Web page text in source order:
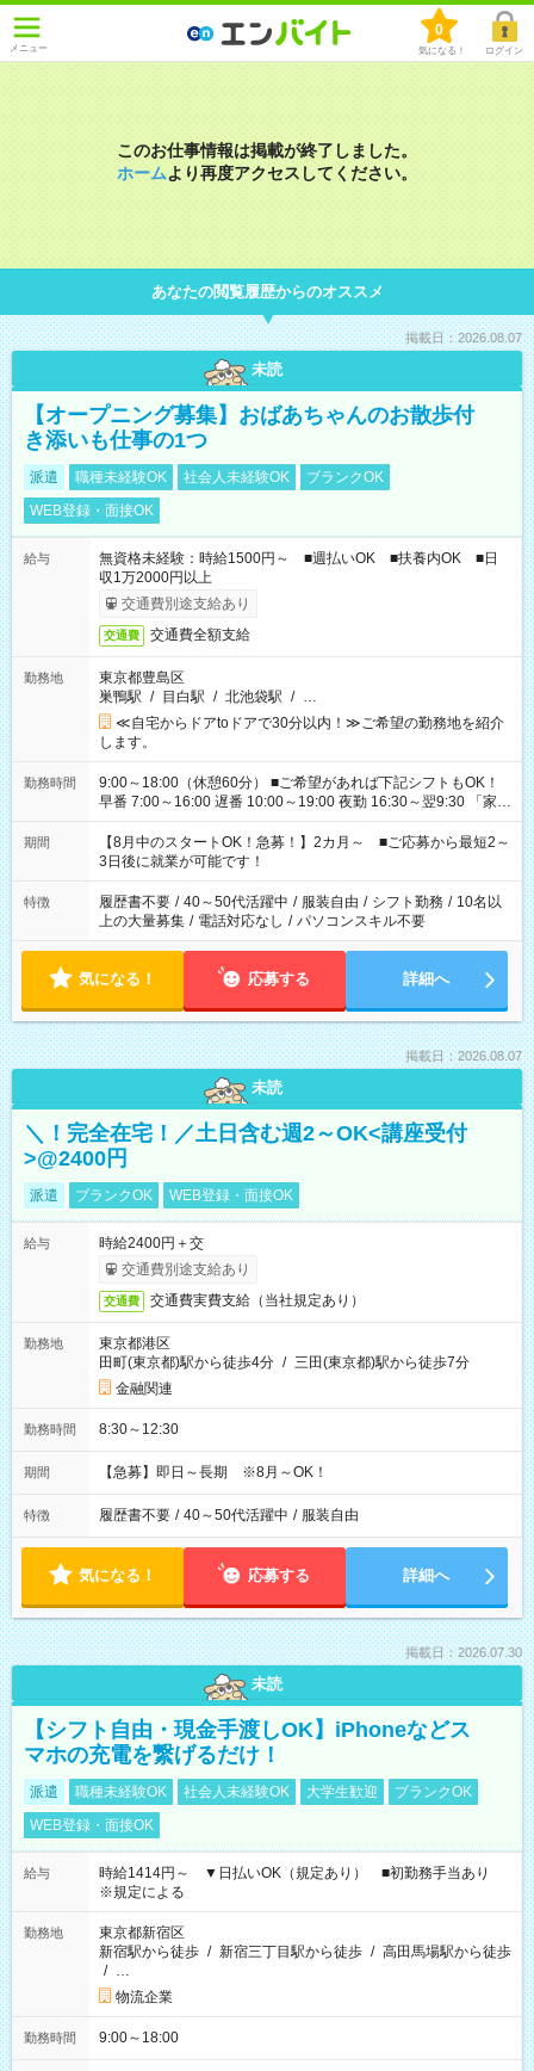
メニュー
0
気になる！ ログイン
このお仕事情報は掲載が終了しました。
ホームより再度アクセスしてください。
あなたの閲覧履歴からのオススメ
掲載日：2026.08.07
未読
【オープニング募集】おばあちゃんのお散歩付
き添いも仕事の1つ
派遣 職種未経験OK 社会人未経験OK
ブランクOK
WEB登録・面接OK
給与
無資格未経験：時給1500円～ ■週払いOK ■扶養内OK ■日
収1万2000円以上
交通費別途支給あり
交通費 交通費全額支給
勤務地
東京都豊島区
巣鴨駅 / 目白駅 / 北池袋駅 / …
≪自宅からドアtoドアで30分以内！≫ご希望の勤務地を紹介
します。
勤務時間
9:00～18:00（休憩60分） ■ご希望があれば下記シフトもOK！
早番 7:00～16:00 遅番 10:00～19:00 夜勤 16:30～翌9:30 「家族
と休みを合わせたい」 「余裕を持って夕飯の準備がしたい」
「できれば残業はしたくない」 など、ご希望を教えてください
ね。 ※Wワーク希望の方へ 今ご覧のお仕事で希望する勤務時間
と、もう1つのお仕事の勤務時間。 合計で週40時間を超える場
合は応募できません。
期間
【8月中のスタートOK！急募！】2カ月～ ■ご応募から最短2～
3日後に就業が可能です！
特徴 履歴書不要 / 40～50代活躍中 / 服装自由 / シフト勤務 / 10名以
上の大量募集 / 電話対応なし / パソコンスキル不要
気になる！ 応募する 詳細へ
掲載日：2026.08.07
未読
＼！完全在宅！／土日含む週2～OK<講座受付
>@2400円
派遣 ブランクOK WEB登録・面接OK
給与
時給2400円＋交
交通費別途支給あり
交通費 交通費実費支給（当社規定あり）
勤務地
東京都港区
田町(東京都)駅から徒歩4分 / 三田(東京都)駅から徒歩7分
金融関連
勤務時間 8:30～12:30
期間 【急募】即日～長期 ※8月～OK！
特徴 履歴書不要 / 40～50代活躍中 / 服装自由
気になる！ 応募する 詳細へ
掲載日：2026.07.30
未読
【シフト自由・現金手渡しOK】iPhoneなどス
マホの充電を繋げるだけ！
派遣 職種未経験OK 社会人未経験OK 大学生歓迎
ブランクOK
WEB登録・面接OK
給与
時給1414円～ ▼日払いOK（規定あり） ■初勤務手当あり
※規定による
勤務地
東京都新宿区
新宿駅から徒歩 / 新宿三丁目駅から徒歩 / 高田馬場駅から徒歩
/ …
物流企業
勤務時間 9:00～18:00